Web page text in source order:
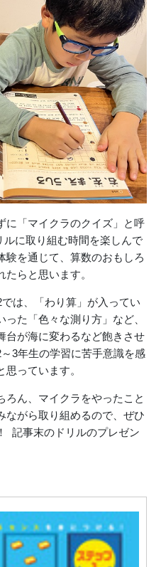
に「マイクラのクイズ」と呼
に取り組む時間を楽しんで
験を通じて、算数のおもしろ
らと思います。
は、「わり算」が入ってい
た「色々な測り方」など、
台が海に変わるなど飽きさせ
3年生の学習に苦手意識を感
っています。
ろん、マイクラをやったこと
ながら取り組めるので、ぜひ
記事末のドリルのプレゼン